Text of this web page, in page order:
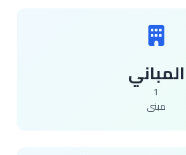
المباني
مبنى